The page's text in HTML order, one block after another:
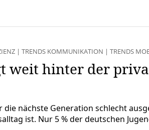
| TRENDS KOMMUNIKATION | TRENDS
weit hinter der
nächste Generation schlecht
ist. Nur 5 % der deutschen